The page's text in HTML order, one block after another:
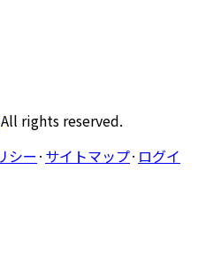
All rights reserved.
シー · サイトマップ· ログイ